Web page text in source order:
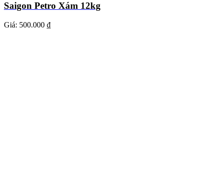
Saigon Petro Xám 12kg
Giá: 500.000 ₫